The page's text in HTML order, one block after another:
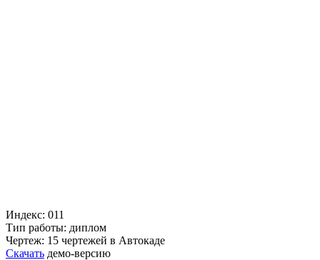
Индекс: 011
Тип работы: диплом
Чертеж: 15 чертежей в Автокаде
Скачать демо-версию